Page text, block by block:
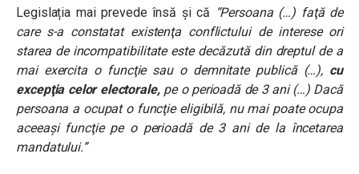
Legislația mai prevede însă și că “Persoana (…) faţă de
care s-a constatat existenţa conflictului de interese ori
starea de incompatibilitate este decăzută din dreptul de a
mai exercita o funcţie sau o demnitate publică (…), cu
excepţia celor electorale, pe o perioadă de 3 ani (…) Dacă
persoana a ocupat o funcţie eligibilă, nu mai poate ocupa
aceeaşi funcţie pe o perioadă de 3 ani de la încetarea
mandatului.”